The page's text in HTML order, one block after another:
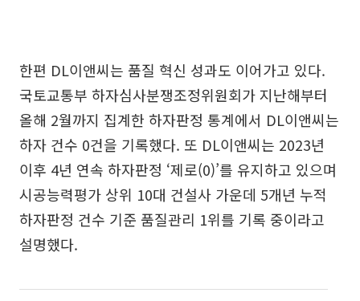
한편 DL이앤씨는 품질 혁신 성과도 이어가고 있다.
국토교통부 하자심사분쟁조정위원회가 지난해부터
올해 2월까지 집계한 하자판정 통계에서 DL이앤씨는
하자 건수 0건을 기록했다. 또 DL이앤씨는 2023년
이후 4년 연속 하자판정 ‘제로(0)’를 유지하고 있으며
시공능력평가 상위 10대 건설사 가운데 5개년 누적
하자판정 건수 기준 품질관리 1위를 기록 중이라고
설명했다.